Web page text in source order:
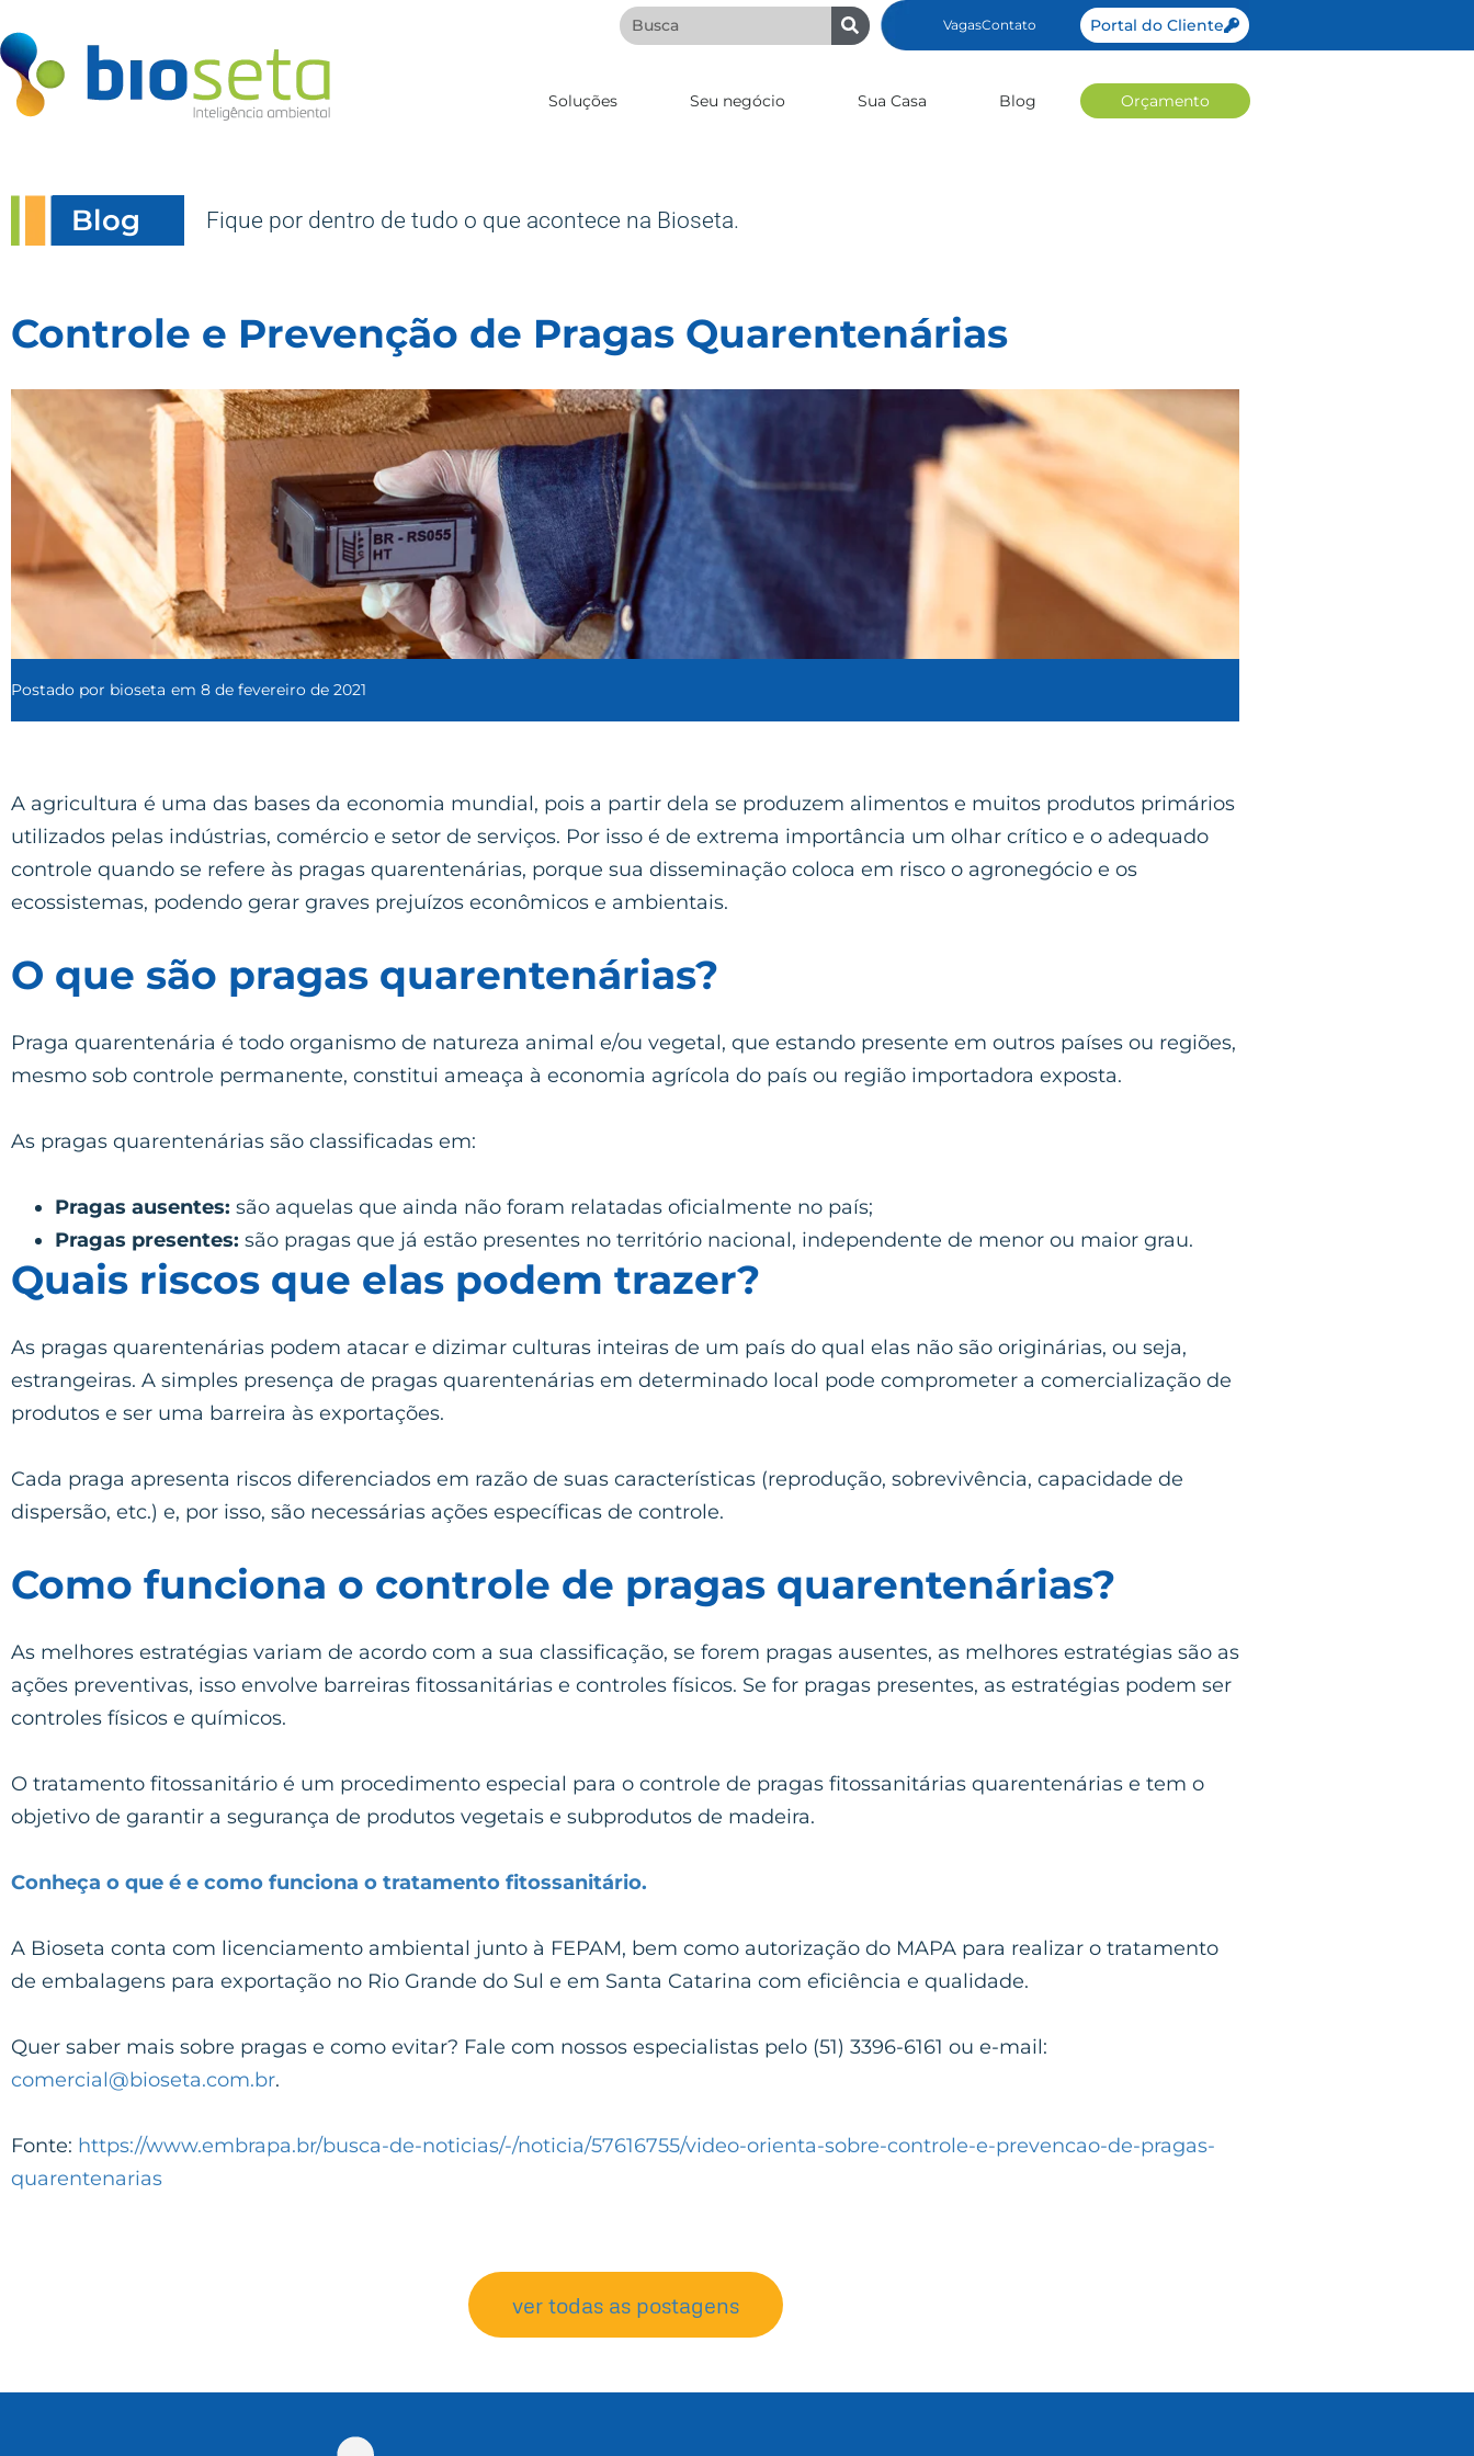
VagasContato Portal do Cliente
Soluções Seu negócio Sua Casa Blog Orçamento
Blog Fique por dentro de tudo o que acontece na Bioseta.
Controle e Prevenção de Pragas Quarentenárias
Postado por bioseta em 8 de fevereiro de 2021
A agricultura é uma das bases da economia mundial, pois a partir dela se produzem alimentos e muitos produtos primários
utilizados pelas indústrias, comércio e setor de serviços. Por isso é de extrema importância um olhar crítico e o adequado
controle quando se refere às pragas quarentenárias, porque sua disseminação coloca em risco o agronegócio e os
ecossistemas, podendo gerar graves prejuízos econômicos e ambientais.
O que são pragas quarentenárias?
Praga quarentenária é todo organismo de natureza animal e/ou vegetal, que estando presente em outros países ou regiões,
mesmo sob controle permanente, constitui ameaça à economia agrícola do país ou região importadora exposta.
As pragas quarentenárias são classificadas em:
Pragas ausentes: são aquelas que ainda não foram relatadas oficialmente no país;
Pragas presentes: são pragas que já estão presentes no território nacional, independente de menor ou maior grau.
Quais riscos que elas podem trazer?
As pragas quarentenárias podem atacar e dizimar culturas inteiras de um país do qual elas não são originárias, ou seja,
estrangeiras. A simples presença de pragas quarentenárias em determinado local pode comprometer a comercialização de
produtos e ser uma barreira às exportações.
Cada praga apresenta riscos diferenciados em razão de suas características (reprodução, sobrevivência, capacidade de
dispersão, etc.) e, por isso, são necessárias ações específicas de controle.
Como funciona o controle de pragas quarentenárias?
As melhores estratégias variam de acordo com a sua classificação, se forem pragas ausentes, as melhores estratégias são as
ações preventivas, isso envolve barreiras fitossanitárias e controles físicos. Se for pragas presentes, as estratégias podem ser
controles físicos e químicos.
O tratamento fitossanitário é um procedimento especial para o controle de pragas fitossanitárias quarentenárias e tem o
objetivo de garantir a segurança de produtos vegetais e subprodutos de madeira.
Conheça o que é e como funciona o tratamento fitossanitário.
A Bioseta conta com licenciamento ambiental junto à FEPAM, bem como autorização do MAPA para realizar o tratamento
de embalagens para exportação no Rio Grande do Sul e em Santa Catarina com eficiência e qualidade.
Quer saber mais sobre pragas e como evitar? Fale com nossos especialistas pelo (51) 3396-6161 ou e-mail:
comercial@bioseta.com.br.
Fonte: https://www.embrapa.br/busca-de-noticias/-/noticia/57616755/video-orienta-sobre-controle-e-prevencao-de-pragas-
quarentenarias
ver todas as postagens